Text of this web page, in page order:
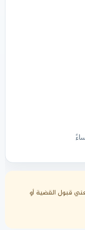
قبول القضية أو